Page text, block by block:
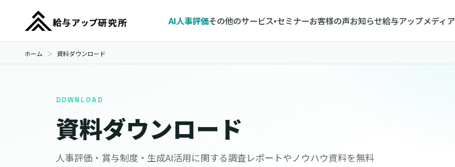
AI人事評価その他のサービス▾セミナーお客様の声お知らせ給与アップメディア
ホーム 資料ダウンロード
DOWNLOAD
資料ダウンロード
人事評価・賞与制度・生成AI活用に関する調査レポートやノウハウ資料を無料